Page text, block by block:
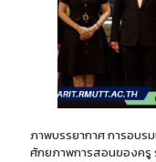
ภาพบรรยากาศ การอบ
ศักยภาพการสอนของครู